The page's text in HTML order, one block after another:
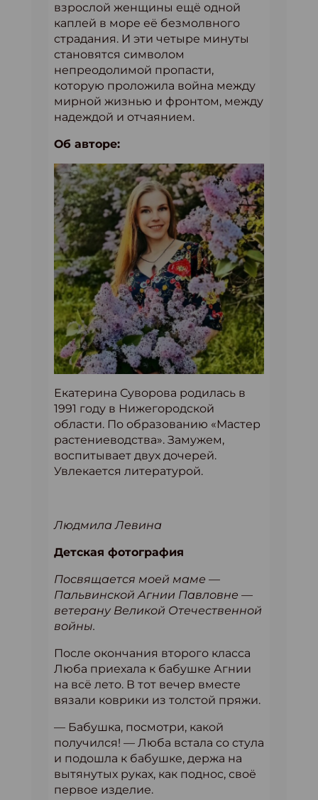
взрослой женщины ещё одной
каплей в море её безмолвного
страдания. И эти четыре минуты
становятся символом
непреодолимой пропасти,
которую проложила война между
мирной жизнью и фронтом, между
надеждой и отчаянием.
Об авторе:
Екатерина Суворова родилась в
1991 году в Нижегородской
области. По образованию «Мастер
растениеводства». Замужем,
воспитывает двух дочерей.
Увлекается литературой.
Людмила Левина
Детская фотография
Посвящается моей маме —
Пальвинской Агнии Павловне —
ветерану Великой Отечественной
войны.
После окончания второго класса
Люба приехала к бабушке Агнии
на всё лето. В тот вечер вместе
вязали коврики из толстой пряжи.
— Бабушка, посмотри, какой
получился! — Люба встала со стула
и подошла к бабушке, держа на
вытянутых руках, как поднос, своё
первое изделие.